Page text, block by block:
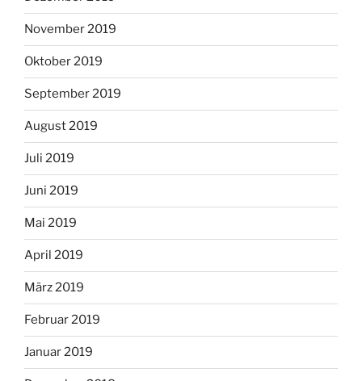
November 2019
Oktober 2019
September 2019
August 2019
Juli 2019
Juni 2019
Mai 2019
April 2019
März 2019
Februar 2019
Januar 2019